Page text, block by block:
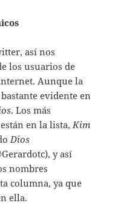
así nos
los usuarios de
Aunque la
evidente en
. Los más
están en la lista, Kim
Dios
y así
nombres
columna, ya que
ella.